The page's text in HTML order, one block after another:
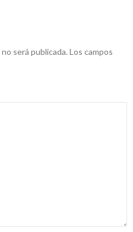
será publicada. Los campos